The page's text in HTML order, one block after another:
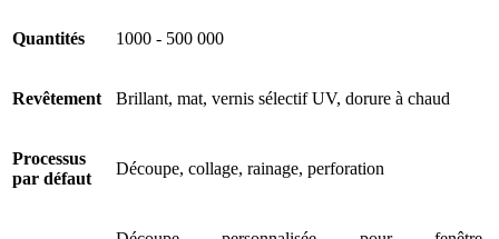
Quantités 1000 - 500 000
Revêtement Brillant, mat, vernis sélectif UV, dorure à chaud
Processus
par défaut
Découpe, collage, rainage, perforation